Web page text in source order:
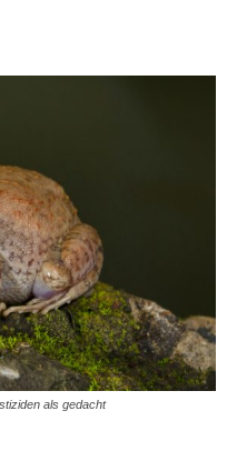
als gedacht